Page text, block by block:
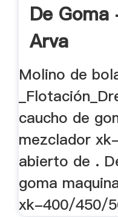
De
Arva
Molino de
caucho de
mezclador
abierto de .
goma
xk-400/450/